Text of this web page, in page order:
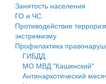
Оценка регулирующего
Деятельность МУ
Нормативы
Правила
Занятость населения
ГО и ЧС
Противодействие
экстремизму
Профилактика
ГИБДД
МО МВД "Кашинский"
Антинаркотический